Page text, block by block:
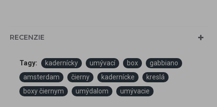
RECENZIE
Tagy: kadernícky umývací box
gabbiano
amsterdam
čierny kadernícke
kreslá
boxy čiernym
umýdalom umývacie